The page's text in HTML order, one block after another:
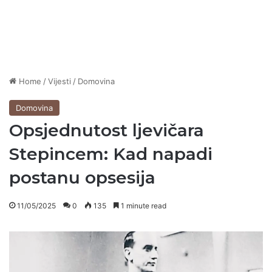
Home /Vijesti / Domovina
Domovina
Opsjednutost ljevičara
Stepincem: Kad napadi
postanu opsesija
11/05/2025 0 135 1 minute read